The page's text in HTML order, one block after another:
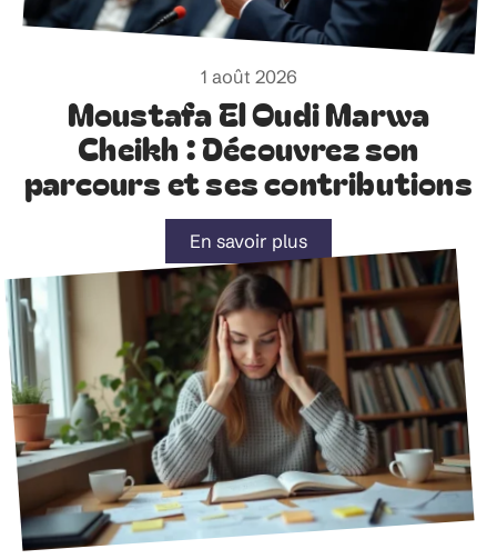
1 août 2026
Moustafa El Oudi Marwa
Cheikh : Découvrez son
parcours et ses contributions
En savoir plus